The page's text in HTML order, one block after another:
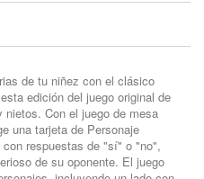
de tu niñez con el clásico
edición del juego original de
Con el juego de mesa
una tarjeta de Personaje
respuestas de "sí" o "no",
de su oponente. El juego